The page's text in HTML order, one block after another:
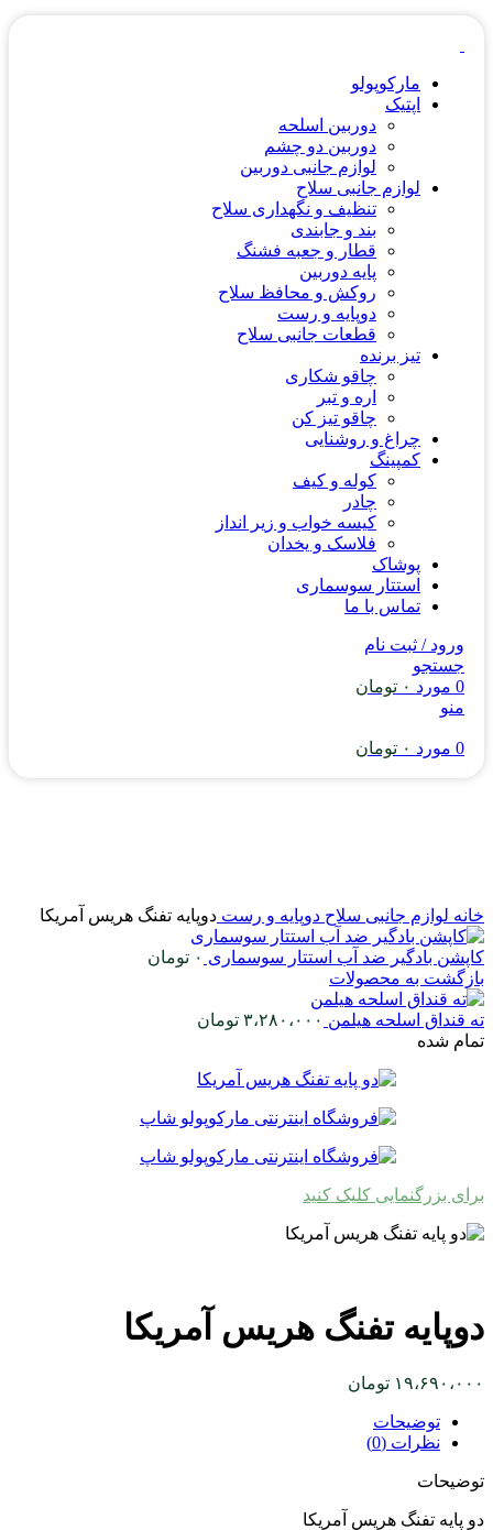
مارکوپولو
اپتیک
دوربین اسلحه
دوربین دو چشم
لوازم جانبی دوربین
لوازم جانبی سلاح
تنظیف و نگهداری سلاح
بند و جابندی
قطار و جعبه فشنگ
پایه دوربین
روکش و محافظ سلاح
دوپایه و رست
قطعات جانبی سلاح
تیز برنده
چاقو شکاری
اره و تبر
چاقو تیز کن
چراغ و روشنایی
کمپینگ
کوله و کیف
چادر
کیسه خواب و زیر انداز
فلاسک و یخدان
پوشاک
استتار سوسماری
تماس با ما
ورود / ثبت نام
جستجو
0 مورد ۰ تومان
منو
0 مورد ۰ تومان
خانه لوازم جانبی سلاح دوپایه و رست دوپایه تفنگ هریس آمریکا
کاپشن بادگیر ضد آب استتار سوسماری ۰ تومان
بازگشت به محصولات
ته قنداق اسلحه هیلمن ۳،۲۸۰،۰۰۰ تومان
تمام شده
برای بزرگنمایی کلیک کنید
دوپایه تفنگ هریس آمریکا
۱۹،۶۹۰،۰۰۰ تومان
توضیحات
نظرات (0)
توضیحات
دو پایه تفنگ هریس آمریکا